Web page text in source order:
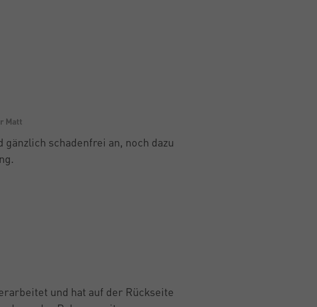
Matt
schadenfrei an, noch dazu
und hat auf der Rückseite